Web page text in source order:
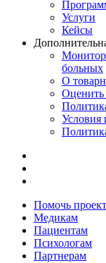
Услуги
Кейсы
больных
О
Оценить
Условия
Помочь
Медикам
Пациентам
Психологам
Партнерам